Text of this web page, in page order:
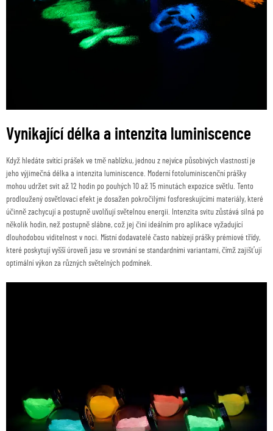
Vynikající délka a intenzita luminiscence
Když hledáte svítící prášek ve tmě nablízku, jednou z nejvíce působivých vlastností je
jeho výjimečná délka a intenzita luminiscence. Moderní fotoluminiscenční prášky
mohou udržet svit až 12 hodin po pouhých 10 až 15 minutách expozice světlu. Tento
prodloužený osvětlovací efekt je dosažen pokročilými fosforeskujícími materiály, které
účinně zachycují a postupně uvolňují světelnou energii. Intenzita svitu zůstává silná po
několik hodin, než postupně slábne, což jej činí ideálním pro aplikace vyžadující
dlouhodobou viditelnost v noci. Místní dodavatelé často nabízejí prášky prémiové třídy,
které poskytují vyšší úroveň jasu ve srovnání se standardními variantami, čímž zajišťují
optimální výkon za různých světelných podmínek.